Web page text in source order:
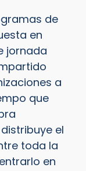
de
en
jornada
a
que
el
toda la
en